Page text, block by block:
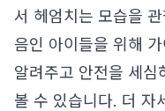
서 헤엄치는 모습을
음인 아이들을 위해
알려주고 안전을 세심
볼 수 있습니다. 더 자